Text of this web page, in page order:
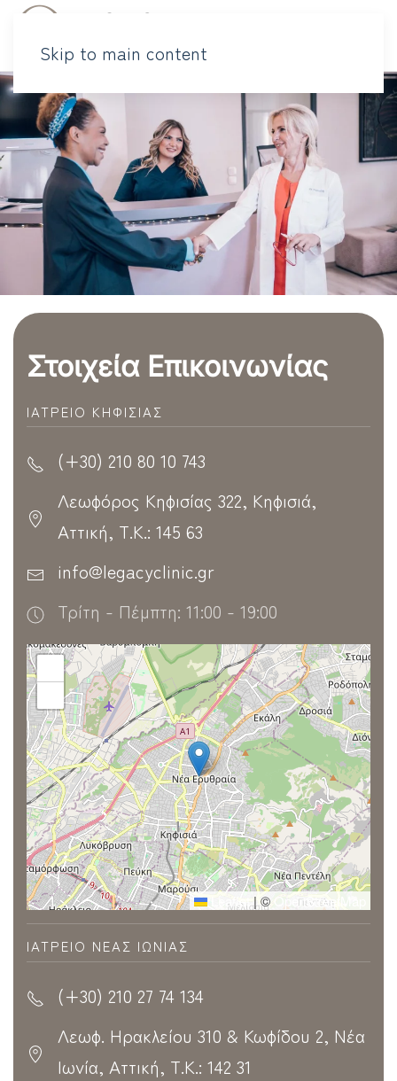
Skip to main content
Στοιχεία Επικοινωνίας
ΙΑΤΡΕΊΟ ΚΗΦΙΣΊΑΣ
(+30) 210 80 10 743
Λεωφόρος Κηφισίας 322, Κηφισιά,
Αττική, Τ.Κ.: 145 63
info@legacyclinic.gr
Τρίτη - Πέμπτη: 11:00 - 19:00
Leaflet |© OpenStreetMap
ΙΑΤΡΕΊΟ ΝΈΑΣ ΙΩΝΊΑΣ
(+30) 210 27 74 134
Λεωφ. Ηρακλείου 310 & Κωφίδου 2, Νέα
Ιωνία, Αττική, Τ.Κ.: 142 31